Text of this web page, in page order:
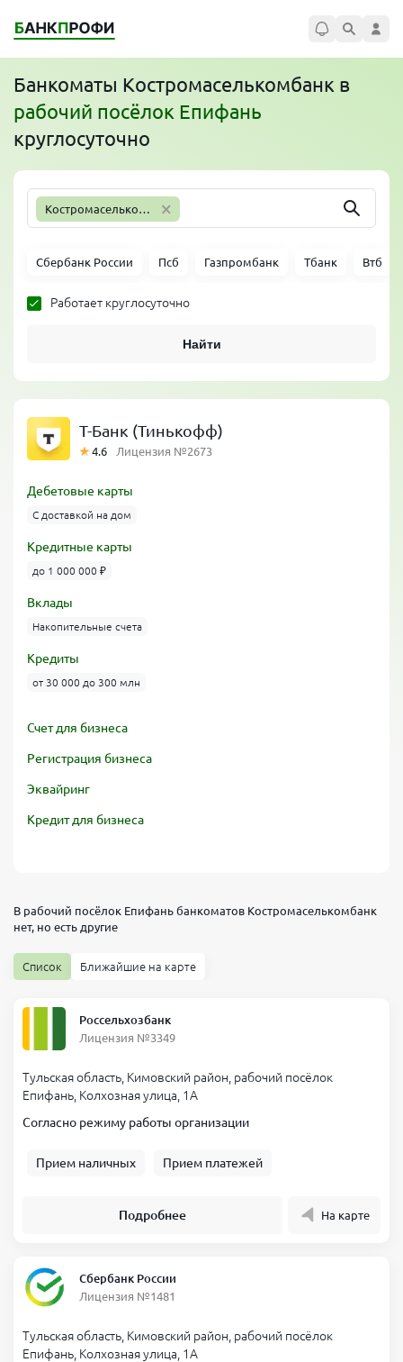
Банкоматы Костромаселькомбанк в
рабочий посёлок Епифань
круглосуточно
Костромаселькомбанк ×
Сбербанк России Псб Газпромбанк Тбанк Втб
Работает круглосуточно
Найти
Т-Банк (Тинькофф)
4.6 Лицензия №2673
Дебетовые карты
С доставкой на дом
Кредитные карты
до 1 000 000 ₽
Вклады
Накопительные счета
Кредиты
от 30 000 до 300 млн
Счет для бизнеса
Регистрация бизнеса
Эквайринг
Кредит для бизнеса
В рабочий посёлок Епифань банкоматов
Костромаселькомбанк
нет, но есть другие
Список Ближайшие на карте
Россельхозбанк
Лицензия №3349
Тульская область, Кимовский район, рабочий посёлок
Епифань, Колхозная улица, 1А
Согласно режиму работы организации
Прием наличных Прием платежей
Подробнее На карте
Сбербанк России
Лицензия №1481
Тульская область, Кимовский район, рабочий посёлок
Епифань, Колхозная улица, 1А